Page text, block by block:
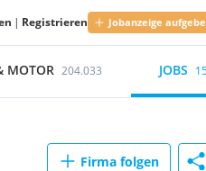
| Registrieren Jobanzeige
MOTOR 204.033 JOBS
Firma folgen